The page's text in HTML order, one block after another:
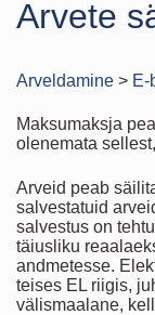
Arvete
Arveldamine > E-
Maksumaksja
olenemata
Arveid peab
salvestatuid
salvestus on
täiusliku
andmetesse.
teises EL riigis,
välismaalane,